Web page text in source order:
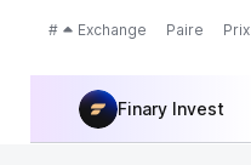
# Exchange Paire Prix
Finary Invest